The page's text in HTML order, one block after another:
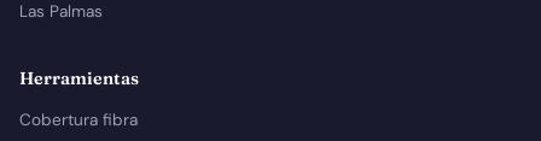
Las Palmas
Herramientas
Cobertura fibra